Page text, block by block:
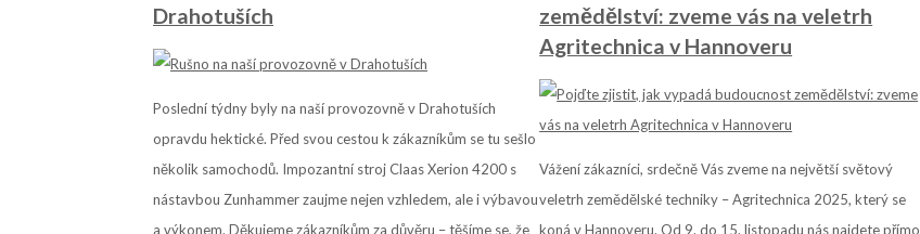
Drahotuších
Poslední týdny byly na naší provozovně v Drahotuších
opravdu hektické. Před svou cestou k zákazníkům se tu sešlo
několik samochodů. Impozantní stroj Claas Xerion 4200 s
nástavbou Zunhammer zaujme nejen vzhledem, ale i výbavou
a výkonem. Děkujeme zákazníkům za důvěru – těšíme se, že
zemědělství: zveme vás na veletrh
Agritechnica v Hannoveru
Vážení zákazníci, srdečně Vás zveme na největší světový
veletrh zemědělské techniky – Agritechnica 2025, který se
koná v Hannoveru. Od 9. do 15. listopadu nás najdete přímo